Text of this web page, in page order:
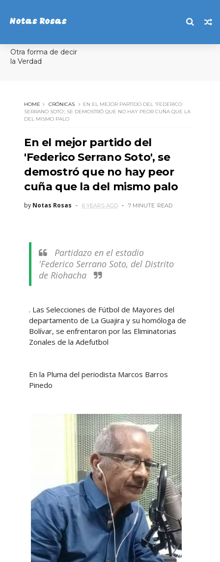
Notas Rosas
Otra forma de decir
la Verdad
HOME CRÓNICAS
EN EL MEJOR PARTIDO DEL 'FEDERICO
SERRANO SOTO', SE DEMOSTRÓ QUE NO HAY PEOR CUÑA QUE LA
DEL MISMO PALO
En el mejor partido del
'Federico Serrano Soto', se
demostró que no hay peor
cuña que la del mismo palo
by Notas Rosas 6 YEARS AGO 7 MINUTE READ
Partidazo en el estadio
'Federico Serrano Soto, del Distrito
de Riohacha
. Las Selecciones de Fútbol de Mayores del
departamento de La Guajira y su homóloga de
Bolívar, se enfrentaron por las Eliminatorias
Zonales de la Adefutbol
En la Pluma del periodista Marcos Barros
Pinedo